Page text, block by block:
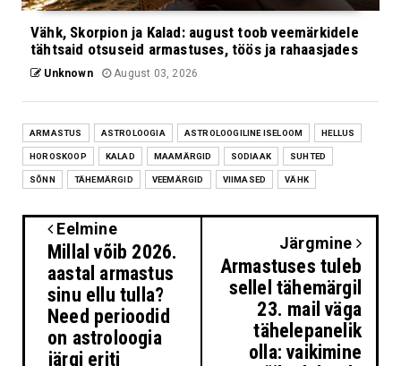
Vähk, Skorpion ja Kalad: august toob veemärkidele
tähtsaid otsuseid armastuses, töös ja rahaasjades
Unknown August 03, 2026
ARMASTUS ASTROLOOGIA ASTROLOOGILINE ISELOOM HELLUS
HOROSKOOP KALAD MAAMÄRGID SODIAAK SUHTED
SÕNN TÄHEMÄRGID VEEMÄRGID VIIMASED VÄHK
Eelmine
Millal võib 2026.
aastal armastus
sinu ellu tulla?
Need perioodid
on astroloogia
järgi eriti
Järgmine
Armastuses tuleb
sellel tähemärgil
23. mail väga
tähelepanelik
olla: vaikimine